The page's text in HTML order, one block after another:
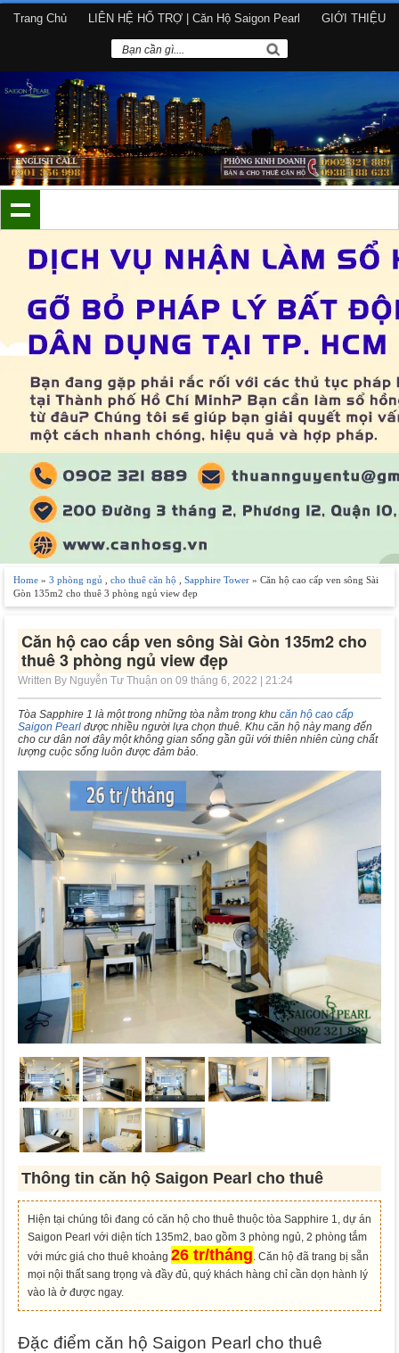
Trang Chủ LIÊN HỆ HỔ TRỢ | Căn Hộ Saigon Pearl GIỚI THIỆU
Home » 3 phòng ngủ cho thuê căn hộ Sapphire Tower » Căn hộ cao cấp ven sông Sài
Gòn 135m2 cho thuê 3 phòng ngủ view đẹp
Căn hộ cao cấp ven sông Sài Gòn 135m2 cho
thuê 3 phòng ngủ view đẹp
Written By Nguyễn Tư Thuận on 09 tháng 6, 2022 | 21:24
Tòa Sapphire 1 là một trong những tòa nằm trong khu căn hộ cao cấp
Saigon Pearl được nhiều người lựa chọn thuê. Khu căn hộ này mang đến
cho cư dân nơi đây một không gian sống gần gũi với thiên nhiên cùng chất
lượng cuộc sống luôn được đảm bảo.
Thông tin căn hộ Saigon Pearl cho thuê
Hiện tại chúng tôi đang có căn hộ cho thuê thuộc tòa Sapphire 1, dự án
Saigon Pearl với diện tích 135m2, bao gồm 3 phòng ngủ, 2 phòng tắm
với mức giá cho thuê khoảng 26 tr/tháng. Căn hộ đã trang bị sẵn
mọi nội thất sang trọng và đầy đủ, quý khách hàng chỉ cần dọn hành lý
vào là ở được ngay.
Đặc điểm căn hộ Saigon Pearl cho thuê